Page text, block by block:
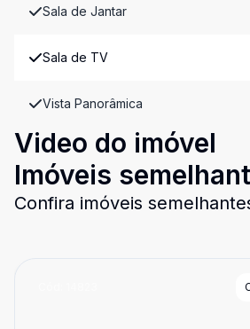
Sala de Jantar
Sala de TV
Vista Panorâmica
Video do imóvel
Imóveis
Confira imóveis